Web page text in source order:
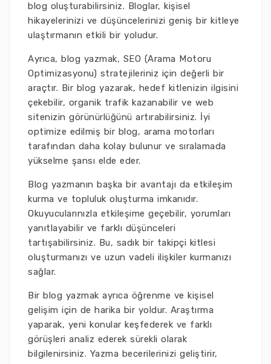
blog oluşturabilirsiniz. Bloglar, kişisel
hikayelerinizi ve düşüncelerinizi geniş bir kitleye
ulaştırmanın etkili bir yoludur.
Ayrıca, blog yazmak, SEO (Arama Motoru
Optimizasyonu) stratejileriniz için değerli bir
araçtır. Bir blog yazarak, hedef kitlenizin ilgisini
çekebilir, organik trafik kazanabilir ve web
sitenizin görünürlüğünü artırabilirsiniz. İyi
optimize edilmiş bir blog, arama motorları
tarafından daha kolay bulunur ve sıralamada
yükselme şansı elde eder.
Blog yazmanın başka bir avantajı da etkileşim
kurma ve topluluk oluşturma imkanıdır.
Okuyucularınızla etkileşime geçebilir, yorumları
yanıtlayabilir ve farklı düşünceleri
tartışabilirsiniz. Bu, sadık bir takipçi kitlesi
oluşturmanızı ve uzun vadeli ilişkiler kurmanızı
sağlar.
Bir blog yazmak ayrıca öğrenme ve kişisel
gelişim için de harika bir yoldur. Araştırma
yaparak, yeni konular keşfederek ve farklı
görüşleri analiz ederek sürekli olarak
bilgilenirsiniz. Yazma becerilerinizi geliştirir,